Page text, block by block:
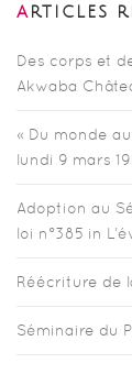
ARTICLES
Des corps et
Akwaba
« Du monde
lundi 9 mars
Adoption au
loi n°385 in
Réécriture de
Séminaire du